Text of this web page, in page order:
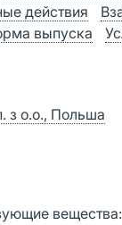
действия
выпуска
з о.о., Польша